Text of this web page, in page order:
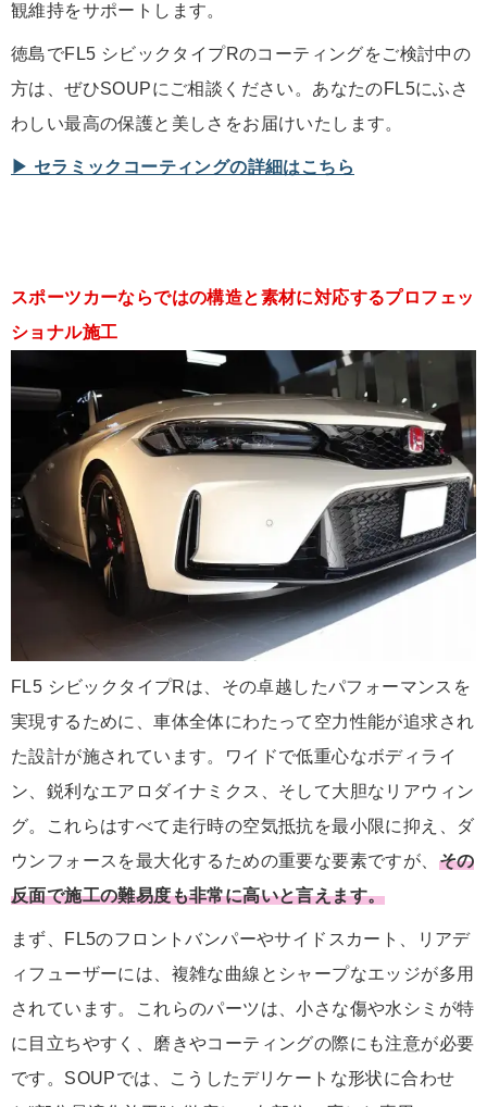
観維持をサポートします。
徳島でFL5 シビックタイプRのコーティングをご検討中の
方は、ぜひSOUPにご相談ください。あなたのFL5にふさ
わしい最高の保護と美しさをお届けいたします。
▶︎ セラミックコーティングの詳細はこちら
スポーツカーならではの構造と素材に対応するプロフェッ
ショナル施工
FL5 シビックタイプRは、その卓越したパフォーマンスを
実現するために、車体全体にわたって空力性能が追求され
た設計が施されています。ワイドで低重心なボディライ
ン、鋭利なエアロダイナミクス、そして大胆なリアウィン
グ。これらはすべて走行時の空気抵抗を最小限に抑え、ダ
ウンフォースを最大化するための重要な要素ですが、 その
反面で施工の難易度も非常に高いと言えます。
まず、FL5のフロントバンパーやサイドスカート、リアデ
ィフューザーには、複雑な曲線とシャープなエッジが多用
されています。これらのパーツは、小さな傷や水シミが特
に目立ちやすく、磨きやコーティングの際にも注意が必要
です。SOUPでは、こうしたデリケートな形状に合わせ